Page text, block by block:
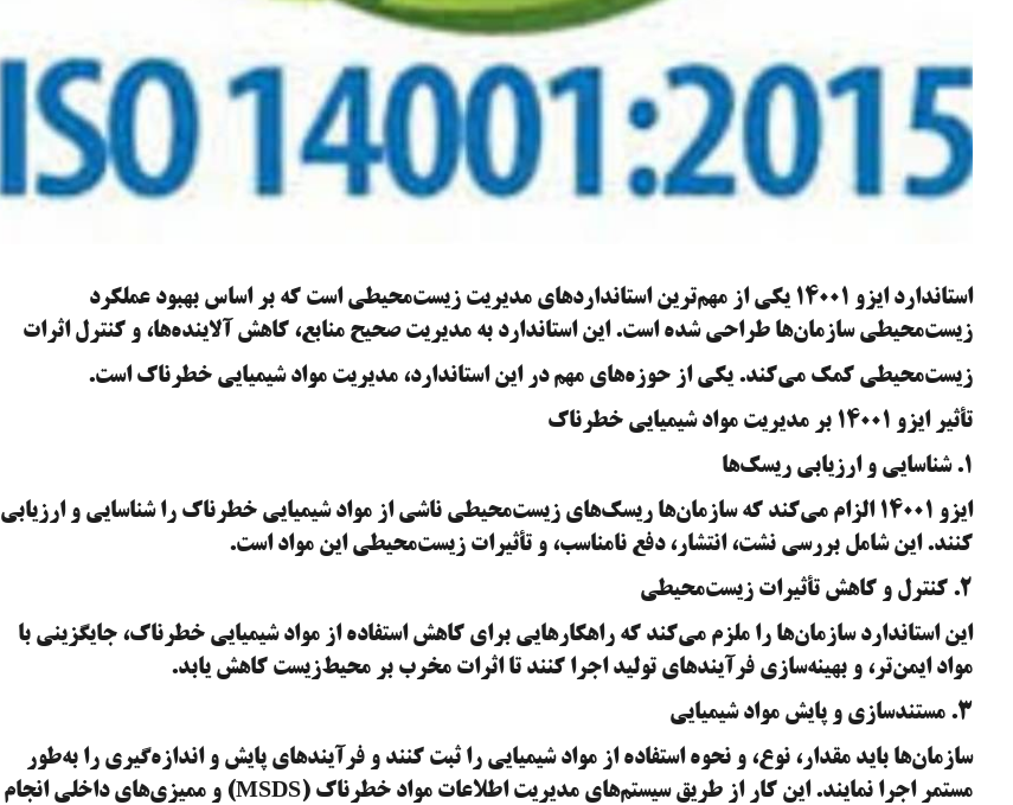
استاندارد ایزو ۱۴۰۰۱ یکی از مهم‌ترین استانداردهای مدیریت زیست‌محیطی است که بر اساس بهبود عملکرد
زیست‌محیطی سازمان‌ها طراحی شده است. این استاندارد به مدیریت صحیح منابع، کاهش آلاینده‌ها، و کنترل اثرات
زیست‌محیطی کمک می‌کند. یکی از حوزه‌های مهم در این استاندارد، مدیریت مواد شیمیایی خطرناک است.
تأثیر ایزو ۱۴۰۰۱ بر مدیریت مواد شیمیایی خطرناک
۱. شناسایی و ارزیابی ریسک‌ها
ایزو ۱۴۰۰۱ الزام می‌کند که سازمان‌ها ریسک‌های زیست‌محیطی ناشی از مواد شیمیایی خطرناک را شناسایی و ارزیابی
کنند. این شامل بررسی نشت، انتشار، دفع نامناسب، و تأثیرات زیست‌محیطی این مواد است.
۲. کنترل و کاهش تأثیرات زیست‌محیطی
این استاندارد سازمان‌ها را ملزم می‌کند که راهکارهایی برای کاهش استفاده از مواد شیمیایی خطرناک، جایگزینی با
مواد ایمن‌تر، و بهینه‌سازی فرآیندهای تولید اجرا کنند تا اثرات مخرب بر محیط‌زیست کاهش یابد.
۳. مستندسازی و پایش مواد شیمیایی
سازمان‌ها باید مقدار، نوع، و نحوه استفاده از مواد شیمیایی را ثبت کنند و فرآیندهای پایش و اندازه‌گیری را به‌طور
مستمر اجرا نمایند. این کار از طریق سیستم‌های مدیریت اطلاعات مواد خطرناک (MSDS) و ممیزی‌های داخلی انجام